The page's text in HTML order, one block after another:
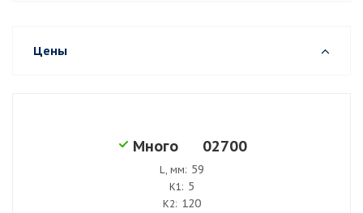
Цены
Много 02700
L, мм: 59
K1: 5
K2: 120